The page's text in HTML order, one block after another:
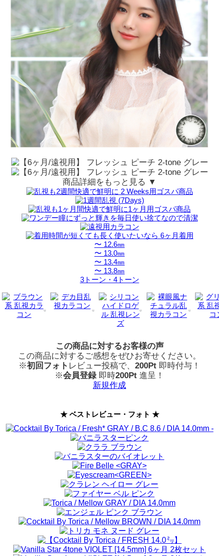
商品詳細をもっと見る ▼
〜 12.6㎜
〜 13.0㎜
〜 13.4㎜
〜 13.8㎜
3トーン・4トーン
この商品に対するお客様の声
この商品に対するご感想をぜひお寄せください。
※初回フォト レビュー投稿で、 200Pt 即時付与！
※会員登録即時200Pt 進呈！
新規作成
★ ベストレビュー・フォト ★